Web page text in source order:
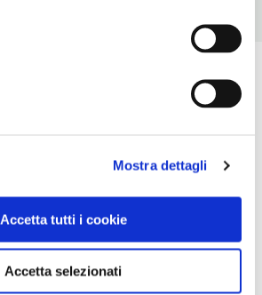
Mostra dettagli
Accetta tutti i cookie
Accetta selezionati